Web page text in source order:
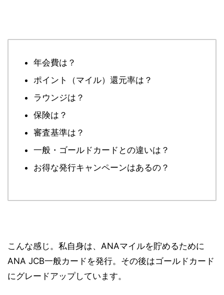
年会費は？
ポイント（マイル）還元率は？
ラウンジは？
保険は？
審査基準は？
一般・ゴールドカードとの違いは？
お得な発行キャンペーンはあるの？
こんな感じ。私自身は、ANAマイルを貯めるために
ANA JCB一般カードを発行。その後はゴールドカード
にグレードアップしています。